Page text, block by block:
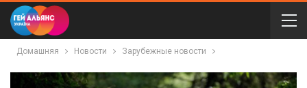
Домашняя Новости Зарубежные новости